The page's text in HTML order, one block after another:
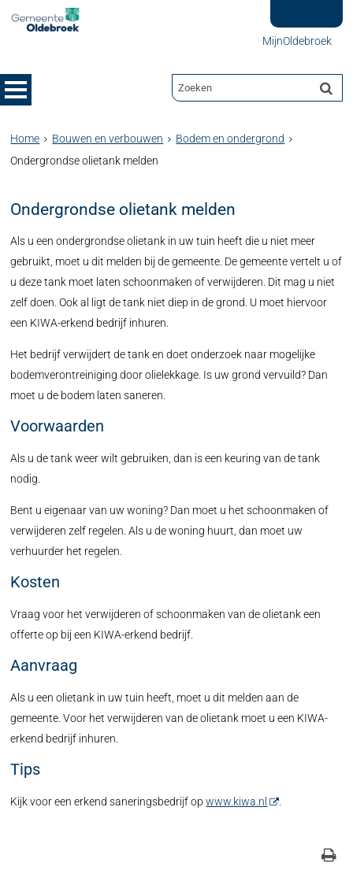
MijnOldebroek
Home Bouwen en verbouwen
Bodem en ondergrond
Ondergrondse olietank melden
Ondergrondse olietank melden
Als u een ondergrondse olietank in uw tuin heeft die u niet meer
gebruikt, moet u dit melden bij de gemeente. De gemeente vertelt u of
u deze tank moet laten schoonmaken of verwijderen. Dit mag u niet
zelf doen. Ook al ligt de tank niet diep in de grond. U moet hiervoor
een KIWA-erkend bedrijf inhuren.
Het bedrijf verwijdert de tank en doet onderzoek naar mogelijke
bodemverontreiniging door olielekkage. Is uw grond vervuild? Dan
moet u de bodem laten saneren.
Voorwaarden
Als u de tank weer wilt gebruiken, dan is een keuring van de tank
nodig.
Bent u eigenaar van uw woning? Dan moet u het schoonmaken of
verwijderen zelf regelen. Als u de woning huurt, dan moet uw
verhuurder het regelen.
Kosten
Vraag voor het verwijderen of schoonmaken van de olietank een
offerte op bij een KIWA-erkend bedrijf.
Aanvraag
Als u een olietank in uw tuin heeft, moet u dit melden aan de
gemeente. Voor het verwijderen van de olietank moet u een KIWA-
erkend bedrijf inhuren.
Tips
Kijk voor een erkend saneringsbedrijf opwww.kiwa.nl